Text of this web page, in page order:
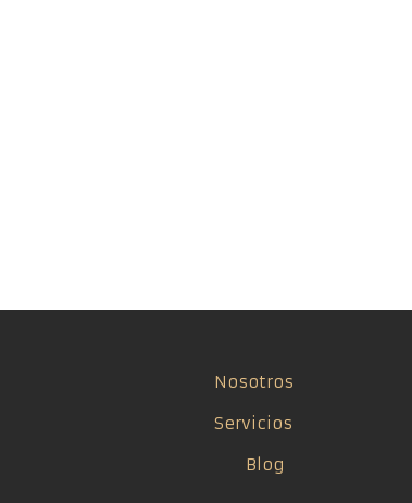
Nosotros
Servicios
Blog